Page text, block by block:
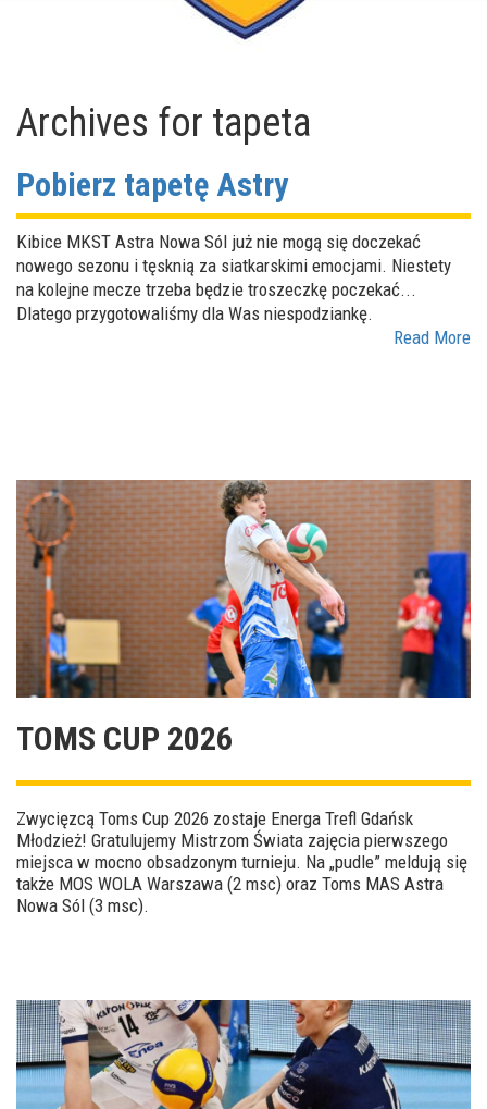
Archives for tapeta
Pobierz tapetę Astry
Kibice MKST Astra Nowa Sól już nie mogą się doczekać
nowego sezonu i tęsknią za siatkarskimi emocjami. Niestety
na kolejne mecze trzeba będzie troszeczkę poczekać...
Dlatego przygotowaliśmy dla Was niespodziankę.
Read More
TOMS CUP 2026
Zwycięzcą Toms Cup 2026 zostaje Energa Trefl Gdańsk
Młodzież! Gratulujemy Mistrzom Świata zajęcia pierwszego
miejsca w mocno obsadzonym turnieju. Na „pudle” meldują się
także MOS WOLA Warszawa (2 msc) oraz Toms MAS Astra
Nowa Sól (3 msc).